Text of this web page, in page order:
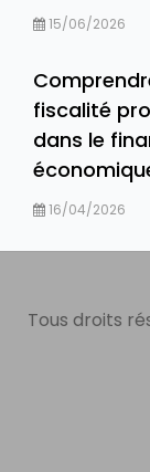
15/06/2026
fiscalité
dans le
16/04/2026
Tous droits